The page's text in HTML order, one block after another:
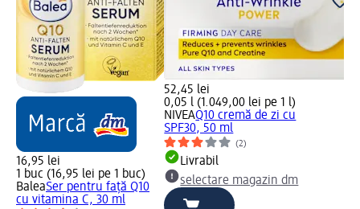
16,95 lei
1 buc (16,95 lei pe 1 buc)
BaleaSer pentru față Q10
cu vitamina C, 30 ml
52,45 lei
0,05 l (1.049,00 lei pe 1 l)
NIVEAQ10 cremă de zi cu
SPF30, 50 ml
(2)
Livrabil
selectare magazin dm